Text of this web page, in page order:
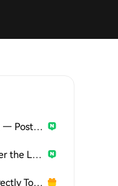
HTX Creation Challenge — Post and Win 1,500U
Discuss Hot Assets , Enter the Lucky Draw
Last Chance: Guess Correctly Today and Win More